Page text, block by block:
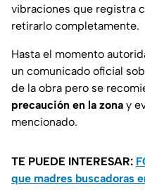
vibraciones que registra
retirarlo completamente.
Hasta el momento
un comunicado oficial
de la obra pero se
precaución en la zona y
mencionado.
TE PUEDE INTERESAR:
que madres buscadoras